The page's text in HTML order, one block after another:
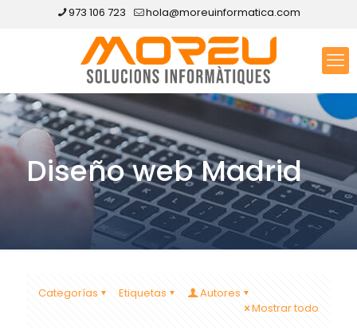
973 106 723 hola@moreuinformatica.com
Diseño web Madrid
Categorías Etiquetas
Autores
Mostrar todo